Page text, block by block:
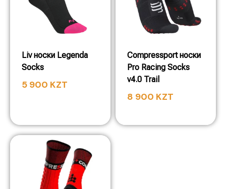
Liv носки Legenda
Socks
5 900 KZT
Compressport носки
Pro Racing Socks
v4.0 Trail
8 900 KZT